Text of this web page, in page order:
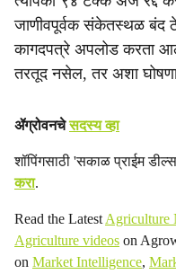
जाणीवपूर्वक संकेतस्थळ बंद
कागदपत्रे अपलोड करता
तरतूद नसेल, तर अशा
ॲग्रोवनचेसदस्य व्हा
शॉपिंगसाठी 'सकाळ प्राईम
करा.
Read the Latest Agriculture
Agriculture videos on
on Market Intelligence,